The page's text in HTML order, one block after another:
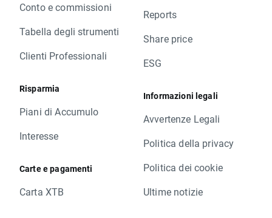
Conto e commissioni
Tabella degli strumenti
Clienti Professionali
Risparmia
Piani di Accumulo
Interesse
Carte e pagamenti
Carta XTB
Reports
Share price
ESG
Informazioni legali
Avvertenze Legali
Politica della privacy
Politica dei cookie
Ultime notizie